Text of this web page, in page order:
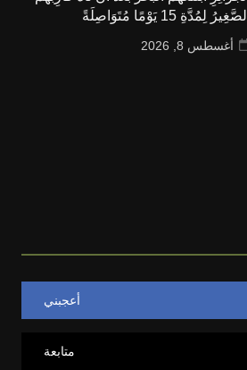
الصَّغِيرُ لِمُدَّةِ 15 يَوْمًا مُتَوَاصِلَةً
أغسطس 8, 2026
أعجبني
متابعة